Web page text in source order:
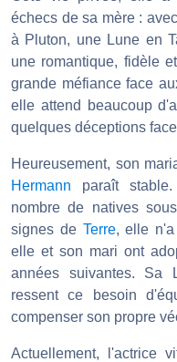
échecs de sa mère :
à Pluton, une Lune en
une romantique, fidèle
grande méfiance face
elle attend beaucoup
quelques déceptions
Heureusement, son
Hermann paraît
nombre de natives
signes de Terre, elle n'a
elle et son mari ont
années suivantes.
ressent ce besoin
compenser son propre
Actuellement, l'actrice